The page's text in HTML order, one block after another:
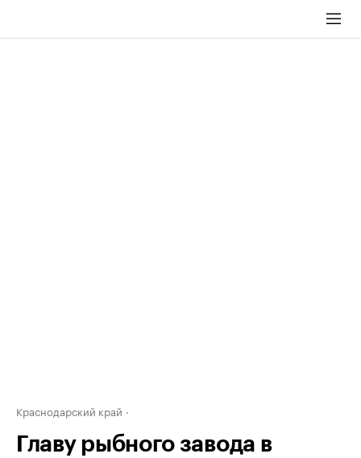
Краснодарский край
Главу рыбного завода в